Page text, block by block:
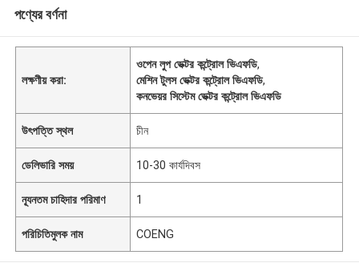
পণ্যের বর্ণনা
লক্ষণীয় করা:
ওপেন লুপ ভেক্টর কন্ট্রোল ভিএফডি,
মেশিন টুলস ভেক্টর কন্ট্রোল ভিএফডি,
কনভেয়র সিস্টেম ভেক্টর কন্ট্রোল ভিএফডি
উৎপত্তি স্থল চীন
ডেলিভারি সময় 10-30 কার্যদিবস
ন্যূনতম চাহিদার পরিমাণ 1
পরিচিতিমুলক নাম COENG